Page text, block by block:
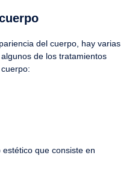
del cuerpo, hay varias
de los tratamientos
que consiste en